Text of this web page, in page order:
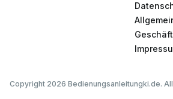
Copyright 2026 Bedienungsanleitungki.de.